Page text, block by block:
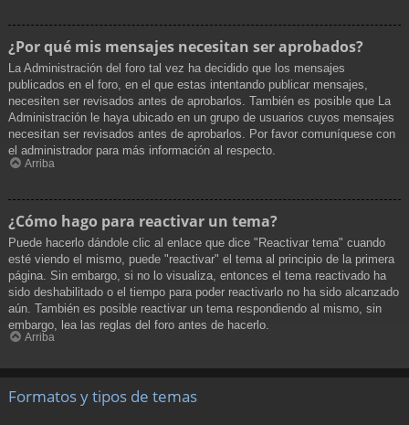
¿Por qué mis mensajes necesitan ser aprobados?
La Administración del foro tal vez ha decidido que los mensajes
publicados en el foro, en el que estas intentando publicar mensajes,
necesiten ser revisados antes de aprobarlos. También es posible que La
Administración le haya ubicado en un grupo de usuarios cuyos mensajes
necesitan ser revisados antes de aprobarlos. Por favor comuníquese con
el administrador para más información al respecto.
Arriba
¿Cómo hago para reactivar un tema?
Puede hacerlo dándole clic al enlace que dice "Reactivar tema" cuando
esté viendo el mismo, puede "reactivar" el tema al principio de la primera
página. Sin embargo, si no lo visualiza, entonces el tema reactivado ha
sido deshabilitado o el tiempo para poder reactivarlo no ha sido alcanzado
aún. También es posible reactivar un tema respondiendo al mismo, sin
embargo, lea las reglas del foro antes de hacerlo.
Arriba
Formatos y tipos de temas